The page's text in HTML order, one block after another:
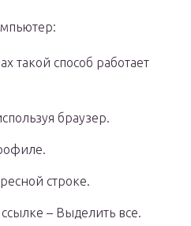
такой способ работает
браузер.
строке.
– Выделить все.